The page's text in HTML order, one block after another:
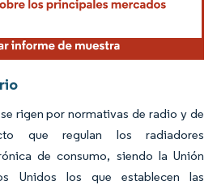
rigen por normativas de radio y de
que regulan los radiadores
de consumo, siendo la Unión
Unidos los que establecen las